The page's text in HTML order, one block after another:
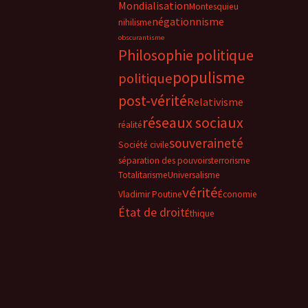
MondialisationMontesquieu
nihilismenégationnisme
obscurantisme
Philosophie politique
politiquepopulisme
post-véritéRelativisme
réalitéréseaux sociaux
Société civilesouveraineté
séparation des pouvoirsterrorisme
TotalitarismeUniversalisme
Vladimir PoutinevéritéÉconomie
État de droitÉthique